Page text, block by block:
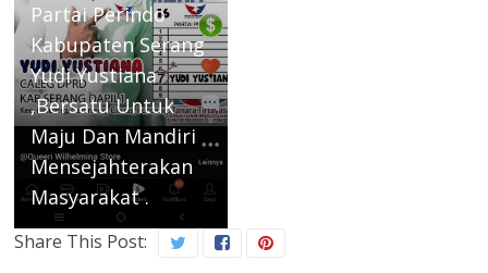
Partai Perindo
Kabupaten Serang
Yudi Yustiana
,Bersatu Untuk
Maju Dan Mandiri
Mensejahterakan
Masyarakat .
Share This Post: